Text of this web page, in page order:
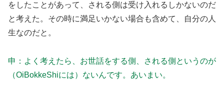
をしたことがあって、される側は受け入れるしかないのだ
と考えた。その時に満足いかない場合も含めて、自分の人
生なのだと。
申：よく考えたら、お世話をする側、される側というのが
（OiBokkeShiには）ないんです。あいまい。